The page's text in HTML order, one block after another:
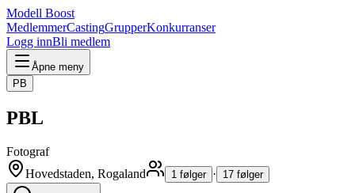
Modell Boost
MedlemmerCastingGrupperKonkurranser
Logg innBli medlem
Åpne meny
PB
PBL
Fotograf
Hovedstaden, Rogaland
1 følger · 17 følger